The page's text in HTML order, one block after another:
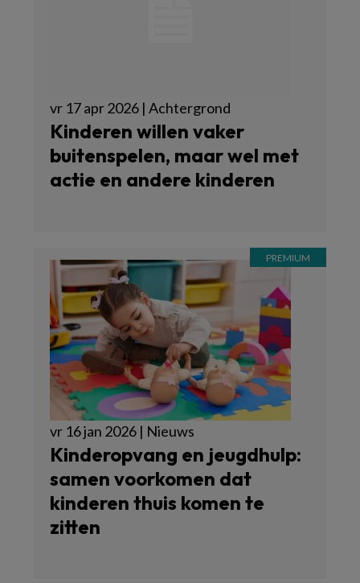
vr 17 apr 2026 | Achtergrond
Kinderen willen vaker
buitenspelen, maar wel met
actie en andere kinderen
vr 16 jan 2026 | Nieuws
Kinderopvang en jeugdhulp:
samen voorkomen dat
kinderen thuis komen te
zitten